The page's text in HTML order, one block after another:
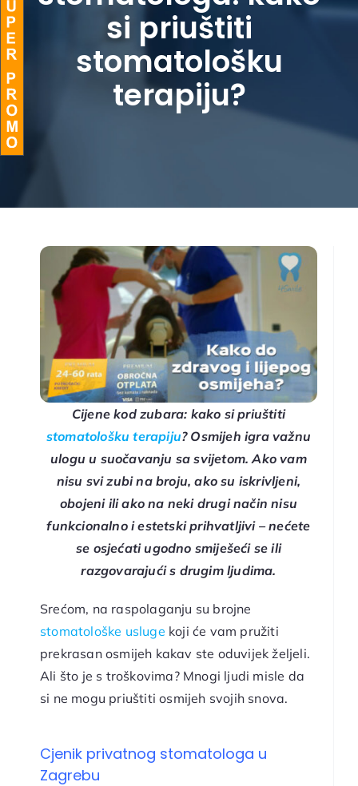
si priuštiti
stomatološku
terapiju?
Cijene kod zubara: kako si priuštiti
stomatološku terapiju? Osmijeh igra važnu
ulogu u suočavanju sa svijetom. Ako vam
nisu svi zubi na broju, ako su iskrivljeni,
obojeni ili ako na neki drugi način nisu
funkcionalno i estetski prihvatljivi – nećete
se osjećati ugodno smiješeći se ili
razgovarajući s drugim ljudima.
Srećom, na raspolaganju su brojne
stomatološke usluge koji će vam pružiti
prekrasan osmijeh kakav ste oduvijek željeli.
Ali što je s troškovima? Mnogi ljudi misle da
si ne mogu priuštiti osmijeh svojih snova.
Cjenik privatnog stomatologa u
Zagrebu